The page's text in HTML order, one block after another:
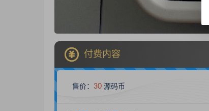
付费内容
售价： 30 源码币